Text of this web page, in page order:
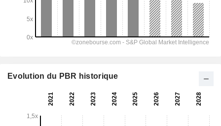
Evolution du PBR historique